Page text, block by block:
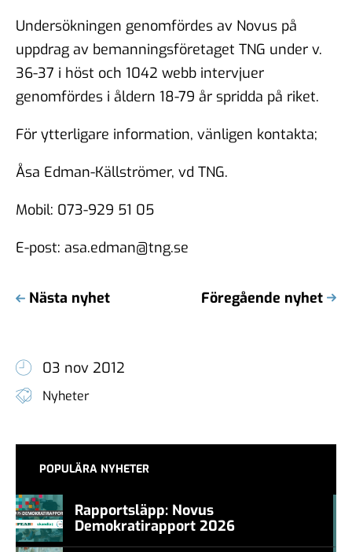
Undersökningen genomfördes av Novus på
uppdrag av bemanningsföretaget TNG under v.
36-37 i höst och 1042 webb intervjuer
genomfördes i åldern 18-79 år spridda på riket.
För ytterligare information, vänligen kontakta;
Åsa Edman-Källströmer, vd TNG.
Mobil: 073-929 51 05
E-post: asa.edman@tng.se
Nästa nyhet Föregående nyhet
03 nov 2012
Nyheter
POPULÄRA NYHETER
Rapportsläpp: Novus
Demokratirapport 2026